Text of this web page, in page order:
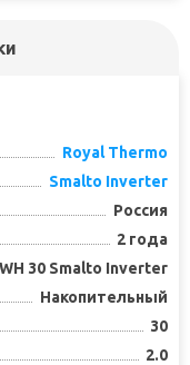
Royal Thermo
Smalto Inverter
Россия
2 года
30 Smalto Inverter
Накопительный
30
2.0